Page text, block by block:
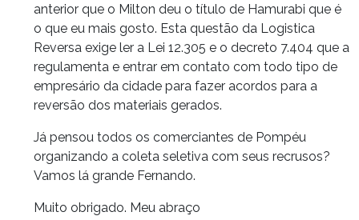
anterior que o Milton deu o título de Hamurabi que é
o que eu mais gosto. Esta questão da Logistica
Reversa exige ler a Lei 12.305 e o decreto 7.404 que a
regulamenta e entrar em contato com todo tipo de
empresário da cidade para fazer acordos para a
reversão dos materiais gerados.
Já pensou todos os comerciantes de Pompéu
organizando a coleta seletiva com seus recrusos?
Vamos lá grande Fernando.
Muito obrigado. Meu abraço